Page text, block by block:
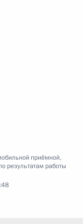
приёмной,
результатам работы